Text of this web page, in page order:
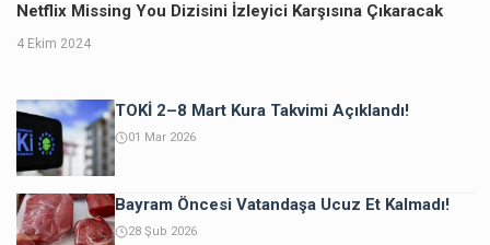
Netflix Missing You Dizisini İzleyici Karşısına Çıkaracak
4 Ekim 2024
TOKİ 2–8 Mart Kura Takvimi Açıklandı!
01 Mar 2026
Bayram Öncesi Vatandaşa Ucuz Et Kalmadı!
28 Şub 2026